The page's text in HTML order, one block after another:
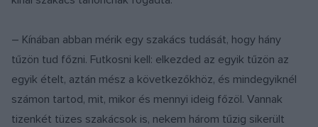
– Kínában abban mérik egy szakács tudását, hogy hány
tűzön tud főzni. Futkosni kell: elkezded az egyik tűzön az
egyik ételt, aztán mész a következőkhöz, és mindegyiknél
számon tartod, mit, mikor és mennyi ideig főzöl. Vannak
tizenkét tüzes szakácsok is, nekem három tűzig sikerült